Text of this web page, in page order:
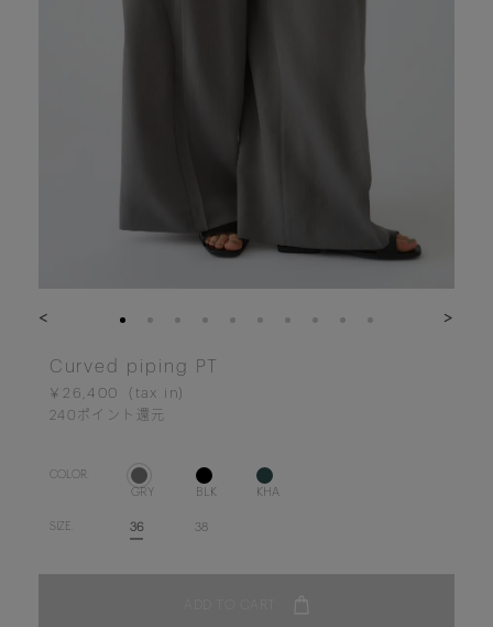
< >
Curved piping PT
￥26,400
240 ポイント還元
COLOR.
GRY BLK KHA
SIZE. 36 38